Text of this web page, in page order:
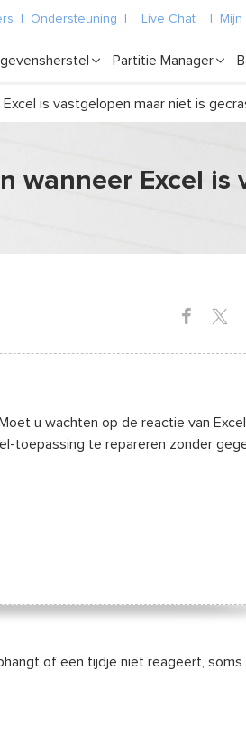
Ondersteuning Live Chat
Partitie Manager
is vastgelopen maar niet is
wanneer Excel is
u wachten op de reactie van
toepassing te repareren zonder
of een tijdje niet reageert, soms